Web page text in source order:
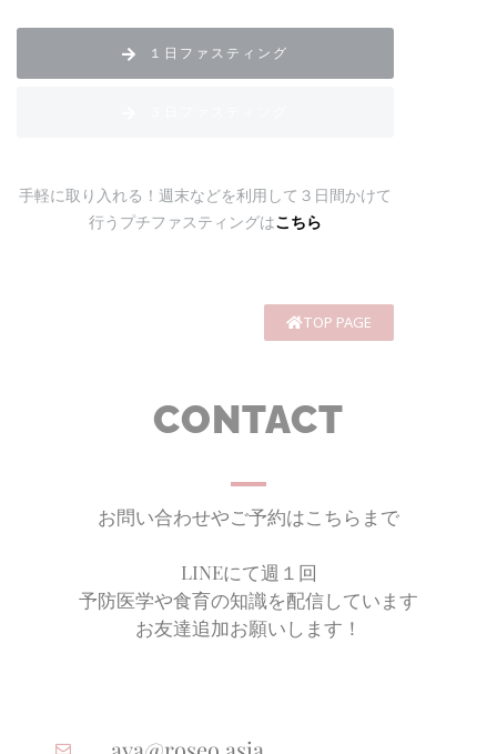
１日ファスティング
手軽に取り入れる！週末などを利用して３日間かけて
行うプチファスティングはこちら
TOP PAGE
CONTACT
お問い合わせやご予約はこちらまで
LINEにて週１回
予防医学や食育の知識を配信しています
お友達追加お願いします！